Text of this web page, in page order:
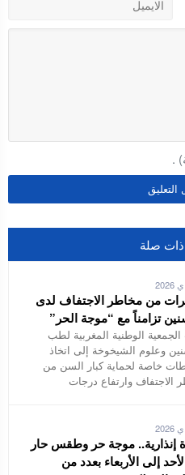
.
ذات صلة
من مخاطر الاجتفاف لدى
تزامناً مع “موجة الحر”
الوطنية المغربية لطب
وعلوم الشيخوخة إلى اتخاذ
خاصة لحماية كبار السن من
الاجتفاف وارتفاع درجات
إنذارية.. موجة حر وطقس حار
إلى الأربعاء بعدد من